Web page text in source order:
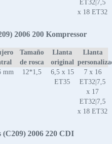
ET32|7,5
x 18 ET32
2006 200 Kompressor
Tamaño
de rosca
Llanta
original
Llanta
mm 12*1,5
6,5 x 15
ET35
7 x 16
ET32|7,5
x 17
ET32|7,5
x 18 ET32
2006 220 CDI